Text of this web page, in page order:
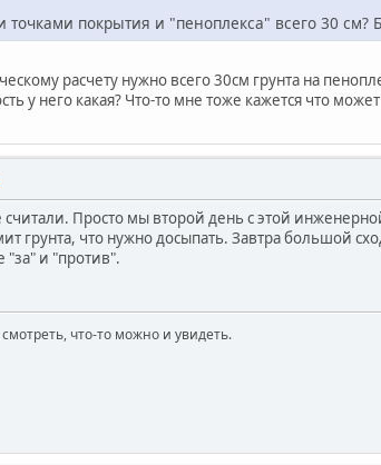
покрытия и "пеноплекса" всего 30 см?
расчету нужно всего 30см грунта на
у него какая? Что-то мне тоже кажется что
считали. Просто мы второй день с этой
грунта, что нужно досыпать. Завтра большой
"за" и "против".
что-то можно и увидеть.